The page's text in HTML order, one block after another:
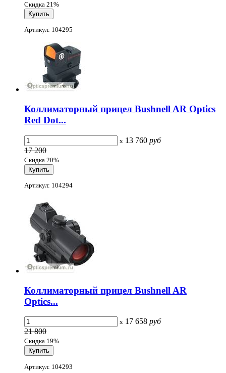
Скидка 21%
Артикул: 104295
Коллиматорный прицел Bushnell AR Optics
Red Dot...
x 13 760 руб
17 200
Скидка 20%
Артикул: 104294
Коллиматорный прицел Bushnell AR
Optics...
x 17 658 руб
21 800
Скидка 19%
Артикул: 104293